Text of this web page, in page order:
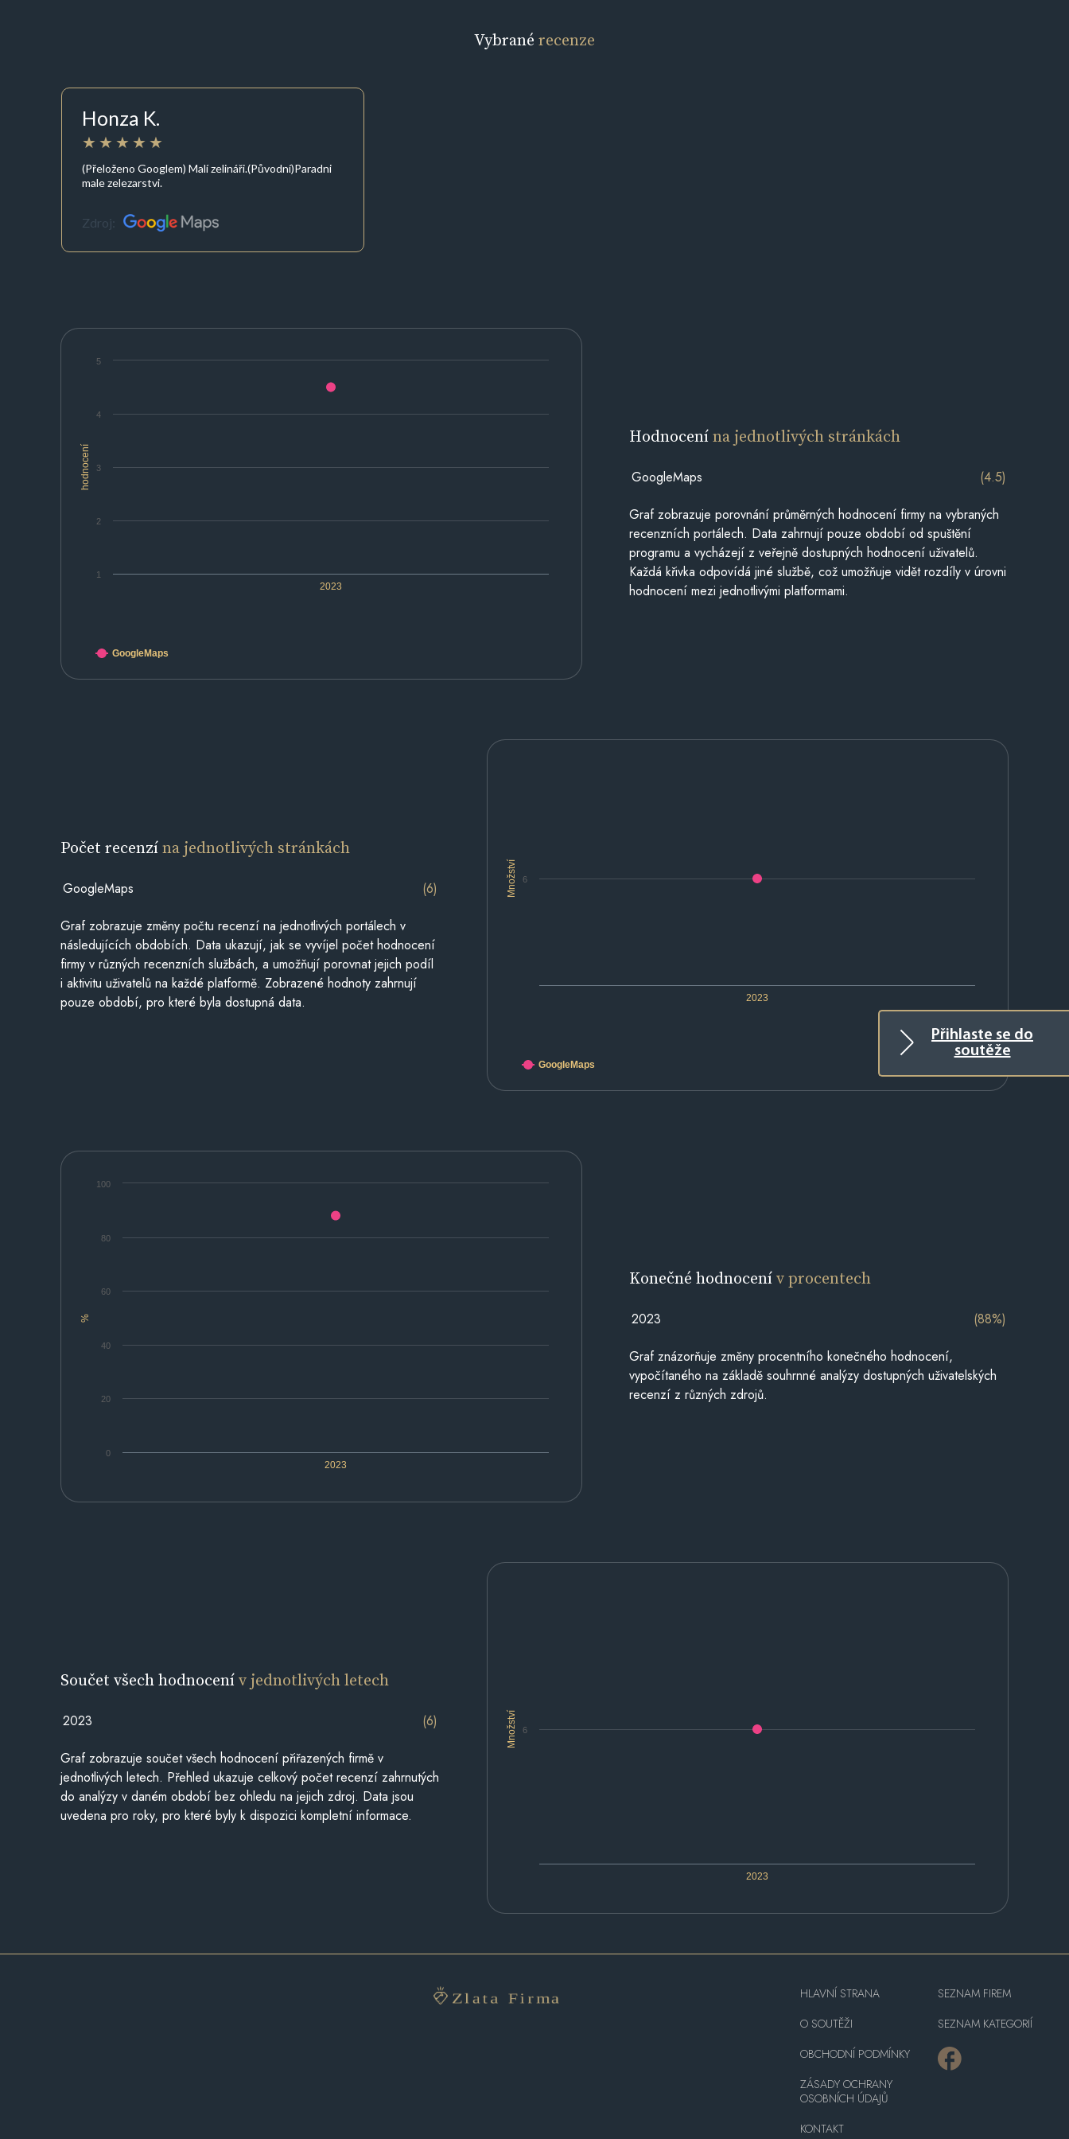
Přihlaste se do
soutěže
Vybrané recenze
Honza K.
(Přeloženo Googlem) Malí zelináři.(Původní)Paradni
male zelezarstvi.
Zdroj:
hodnocení
2023
1
2
3
4
5
GoogleMaps
Hodnocenína jednotlivých stránkách
GoogleMaps (4.5)
Graf zobrazuje porovnání průměrných hodnocení firmy na vybraných
recenzních portálech. Data zahrnují pouze období od spuštění
programu a vycházejí z veřejně dostupných hodnocení uživatelů.
Každá křivka odpovídá jiné službě, což umožňuje vidět rozdíly v úrovni
hodnocení mezi jednotlivými platformami.
Množství
2023
6
GoogleMaps
Počet recenzína jednotlivých stránkách
GoogleMaps (6)
Graf zobrazuje změny počtu recenzí na jednotlivých portálech v
následujících obdobích. Data ukazují, jak se vyvíjel počet hodnocení
firmy v různých recenzních službách, a umožňují porovnat jejich podíl
i aktivitu uživatelů na každé platformě. Zobrazené hodnoty zahrnují
pouze období, pro které byla dostupná data.
%
2023
0
20
40
60
80
100
Konečné hodnocenív procentech
2023 (88%)
Graf znázorňuje změny procentního konečného hodnocení,
vypočítaného na základě souhrnné analýzy dostupných uživatelských
recenzí z různých zdrojů.
Množství
2023
6
Součet všech hodnocenív jednotlivých letech
2023 (6)
Graf zobrazuje součet všech hodnocení přiřazených firmě v
jednotlivých letech. Přehled ukazuje celkový počet recenzí zahrnutých
do analýzy v daném období bez ohledu na jejich zdroj. Data jsou
uvedena pro roky, pro které byly k dispozici kompletní informace.
HLAVNÍ STRANA
O SOUTĚŽI
OBCHODNÍ PODMÍNKY
ZÁSADY OCHRANY
OSOBNÍCH ÚDAJŮ
KONTAKT
SEZNAM FIREM
SEZNAM KATEGORIÍ